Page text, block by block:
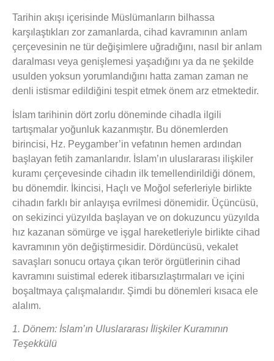
Tarihin akışı içerisinde Müslümanların bilhassa
karşılaştıkları zor zamanlarda, cihad kavramının anlam
çerçevesinin ne tür değişimlere uğradığını, nasıl bir anlam
daralması veya genişlemesi yaşadığını ya da ne şekilde
usulden yoksun yorumlandığını hatta zaman zaman ne
denli istismar edildiğini tespit etmek önem arz etmektedir.
İslam tarihinin dört zorlu döneminde cihadla ilgili
tartışmalar yoğunluk kazanmıştır. Bu dönemlerden
birincisi, Hz. Peygamber’in vefatının hemen ardından
başlayan fetih zamanlarıdır. İslam’ın uluslararası ilişkiler
kuramı çerçevesinde cihadın ilk temellendirildiği dönem,
bu dönemdir. İkincisi, Haçlı ve Moğol seferleriyle birlikte
cihadın farklı bir anlayışa evrilmesi dönemidir. Üçüncüsü,
on sekizinci yüzyılda başlayan ve on dokuzuncu yüzyılda
hız kazanan sömürge ve işgal hareketleriyle birlikte cihad
kavramının yön değiştirmesidir. Dördüncüsü, vekalet
savaşları sonucu ortaya çıkan terör örgütlerinin cihad
kavramını suistimal ederek itibarsızlaştırmaları ve içini
boşaltmaya çalışmalarıdır. Şimdi bu dönemleri kısaca ele
alalım.
1. Dönem: İslam’ın Uluslararası İlişkiler Kuramının
Teşekkülü